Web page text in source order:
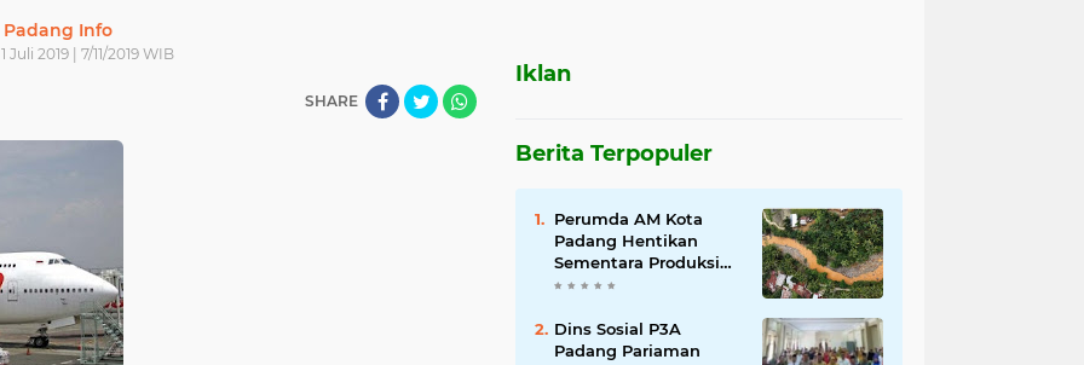
Padang Info
Juli 2019 | 7/11/2019 WIB
SHARE
Iklan
Berita Terpopuler
Perumda AM Kota
Padang Hentikan
Sementara Produksi
Akibat Air Keruh
Dins Sosial P3A
Padang Pariaman